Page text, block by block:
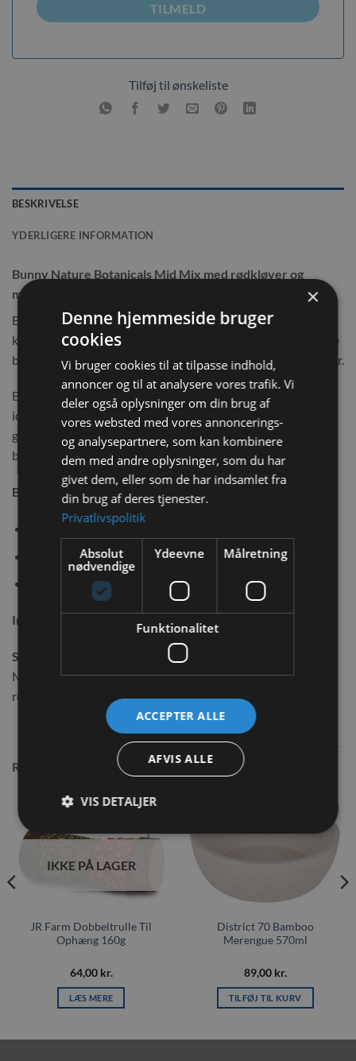
TILMELD
Tilføj til ønskeliste
BESKRIVELSE
YDERLIGERE INFORMATION
Bunny Nature Botanicals Mid Mix med rødkløver og
morgenfrue 120g
Botanicals Mid Mix med rødkløver fra Bunny Nature får din
kanin eller gnaver sig en skøn smagsoplevelse af 5 forskellige
blomster. Super lækkert at gnaske og tygge på for dit kæledyr.
Blandingen, med blandt andet rødkløver og morgenfrue, kan
ideelt bruges som en daglig snack for at fuldende
grundernæringen af det daglige foder. Lidt naturlig
blomstermix til dagens højdepunkt i madskålen.
Botanicals Mid Mix fra Bunny Nature er fri for:
Konserveringsmidler.
Ingen smagsforstærkere.
Ikke tilsat sukker, farvestoffer og aromaer.
Indhold:
Sammensætning:
Morgenfrueblomsterblade, rødkløverblomster (30%),
rosenblade, røde kornblomstblomster, morgenfruer (3%)
RELATEREDE VARER
Tilføj til
ønskeliste
IKKE PÅ LAGER
JR Farm Dobbeltrulle Til
Ophæng 160g
64,00 kr.
LÆS MERE
Tilføj til
District 70 Bamboo
Merengue 570ml
89,00 kr.
TILFØJ TIL KURV
×
Denne hjemmeside bruger
cookies
Vi bruger cookies til at tilpasse indhold,
annoncer og til at analysere vores trafik. Vi
deler også oplysninger om din brug af
vores websted med vores annoncerings-
og analysepartnere, som kan kombinere
dem med andre oplysninger, som du har
givet dem, eller som de har indsamlet fra
din brug af deres tjenester.
Privatlivspolitik
Absolut
nødvendige
Ydeevne Målretning
Funktionalitet
ACCEPTER ALLE
AFVIS ALLE
VIS DETALJER